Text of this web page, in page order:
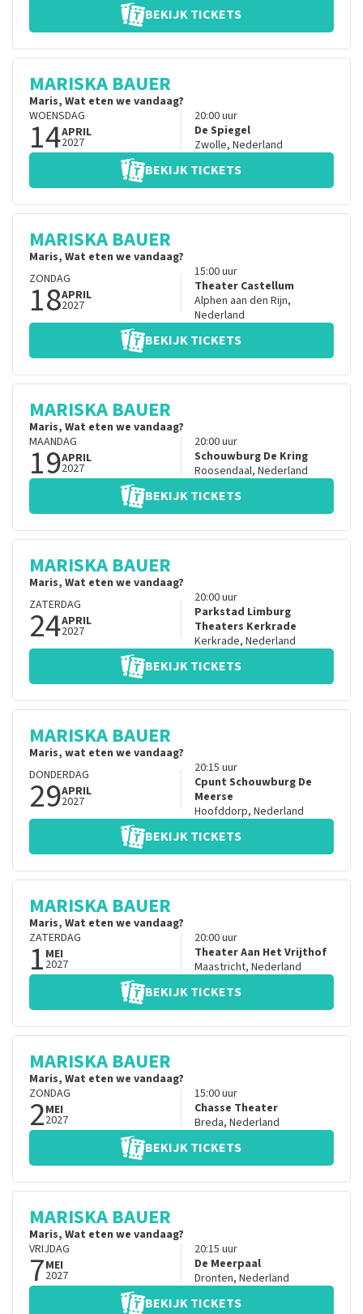
BEKIJK TICKETS
MARISKA BAUER
Maris, Wat eten we vandaag?
WOENSDAG
14APRIL
2027
20:00uur
De Spiegel
Zwolle, Nederland
BEKIJK TICKETS
MARISKA BAUER
Maris, Wat eten we vandaag?
ZONDAG
18APRIL
2027
15:00uur
Theater Castellum
Alphen aan den Rijn,
Nederland
BEKIJK TICKETS
MARISKA BAUER
Maris, Wat eten we vandaag?
MAANDAG
19APRIL
2027
20:00uur
Schouwburg De Kring
Roosendaal, Nederland
BEKIJK TICKETS
MARISKA BAUER
Maris, Wat eten we vandaag?
ZATERDAG
24APRIL
2027
20:00uur
Parkstad Limburg
Theaters Kerkrade
Kerkrade, Nederland
BEKIJK TICKETS
MARISKA BAUER
Maris, wat eten we vandaag?
DONDERDAG
29APRIL
2027
20:15 uur
Cpunt Schouwburg De
Meerse
Hoofddorp, Nederland
BEKIJK TICKETS
MARISKA BAUER
Maris, Wat eten we vandaag?
ZATERDAG
1 MEI
2027
20:00uur
Theater Aan Het Vrijthof
Maastricht, Nederland
BEKIJK TICKETS
MARISKA BAUER
Maris, Wat eten we vandaag?
ZONDAG
2MEI
2027
15:00uur
Chasse Theater
Breda, Nederland
BEKIJK TICKETS
MARISKA BAUER
Maris, Wat eten we vandaag?
VRIJDAG
7MEI
2027
20:15 uur
De Meerpaal
Dronten, Nederland
BEKIJK TICKETS